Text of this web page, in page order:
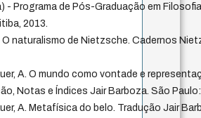
- Programa de Pós-Graduação em
2013.
naturalismo de Nietzsche. Cadernos
A. O mundo como vontade e
Notas e Índices Jair Barboza. São
A. Metafísica do belo. Tradução Jair